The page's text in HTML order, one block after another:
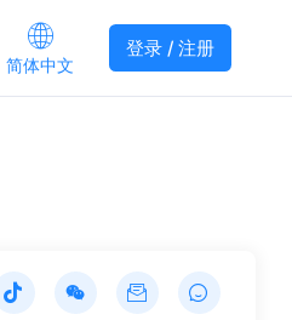
简体中文
登录 / 注册